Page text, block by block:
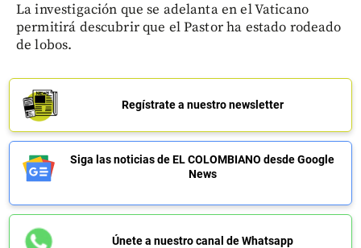
La investigación que se adelanta en el Vaticano
permitirá descubrir que el Pastor ha estado rodeado
de lobos.
Regístrate a nuestro newsletter
Siga las noticias de EL COLOMBIANO desde Google
News
Únete a nuestro canal de Whatsapp